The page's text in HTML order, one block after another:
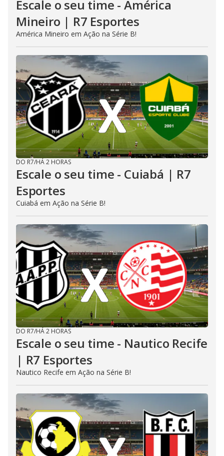
Escale o seu time - América
Mineiro | R7 Esportes
América Mineiro em Ação na Série B!
DO R7/HÁ 2 HORAS
Escale o seu time - Cuiabá | R7
Esportes
Cuiabá em Ação na Série B!
DO R7/HÁ 2 HORAS
Escale o seu time - Nautico Recife
| R7 Esportes
Nautico Recife em Ação na Série B!